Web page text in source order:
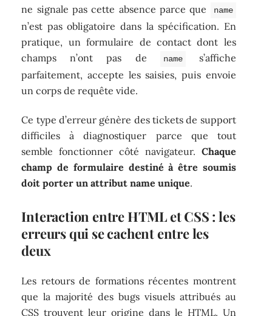
ne signale pas cette absence parce que
name
n’est pas obligatoire dans la spécification. En
pratique, un formulaire de contact dont les
champs n’ont pas de
name
s’affiche
parfaitement, accepte les saisies, puis envoie
un corps de requête vide.
Ce type d’erreur génère des tickets de support
difficiles à diagnostiquer parce que tout
semble fonctionner côté navigateur. Chaque
champ de formulaire destiné à être soumis
doit porter un attribut name unique.
Interaction entre HTML et CSS : les
erreurs qui se cachent entre les
deux
Les retours de formations récentes montrent
que la majorité des bugs visuels attribués au
CSS trouvent leur origine dans le HTML. Un